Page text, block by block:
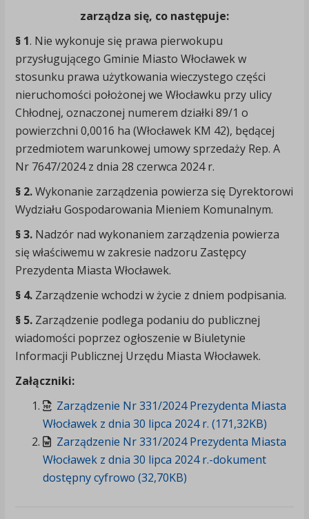
zarządza się, co następuje:
§ 1. Nie wykonuje się prawa pierwokupu
przysługującego Gminie Miasto Włocławek w
stosunku prawa użytkowania wieczystego części
nieruchomości położonej we Włocławku przy ulicy
Chłodnej, oznaczonej numerem działki 89/1 o
powierzchni 0,0016 ha (Włocławek KM 42), będącej
przedmiotem warunkowej umowy sprzedaży Rep. A
Nr 7647/2024 z dnia 28 czerwca 2024 r.
§ 2.Wykonanie zarządzenia powierza się Dyrektorowi
Wydziału Gospodarowania Mieniem Komunalnym.
§ 3.Nadzór nad wykonaniem zarządzenia powierza
się właściwemu w zakresie nadzoru Zastępcy
Prezydenta Miasta Włocławek.
§ 4.Zarządzenie wchodzi w życie z dniem podpisania.
§ 5.Zarządzenie podlega podaniu do publicznej
wiadomości poprzez ogłoszenie w Biuletynie
Informacji Publicznej Urzędu Miasta Włocławek.
Załączniki:
Zarządzenie Nr 331/2024 Prezydenta Miasta
Włocławek z dnia 30 lipca 2024 r. (171,32KB)
Zarządzenie Nr 331/2024 Prezydenta Miasta
Włocławek z dnia 30 lipca 2024 r.-dokument
dostępny cyfrowo (32,70KB)